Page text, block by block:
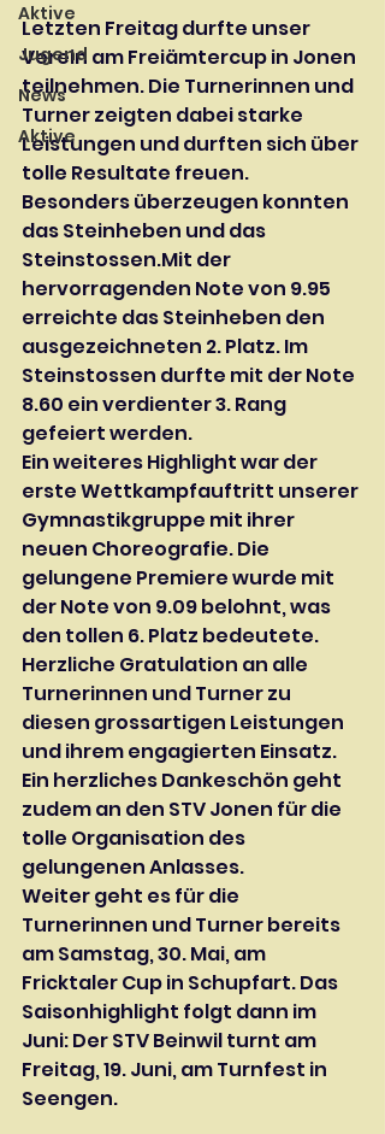
Aktive
Jugend
News
Aktive
Letzten Freitag durfte unser
Verein am Freiämtercup in Jonen
teilnehmen. Die Turnerinnen und
Turner zeigten dabei starke
Leistungen und durften sich über
tolle Resultate freuen.
Besonders überzeugen konnten
das Steinheben und das
Steinstossen.Mit der
hervorragenden Note von 9.95
erreichte das Steinheben den
ausgezeichneten 2. Platz. Im
Steinstossen durfte mit der Note
8.60 ein verdienter 3. Rang
gefeiert werden.
Ein weiteres Highlight war der
erste Wettkampfauftritt unserer
Gymnastikgruppe mit ihrer
neuen Choreografie. Die
gelungene Premiere wurde mit
der Note von 9.09 belohnt, was
den tollen 6. Platz bedeutete.
Herzliche Gratulation an alle
Turnerinnen und Turner zu
diesen grossartigen Leistungen
und ihrem engagierten Einsatz.
Ein herzliches Dankeschön geht
zudem an den STV Jonen für die
tolle Organisation des
gelungenen Anlasses.
Weiter geht es für die
Turnerinnen und Turner bereits
am Samstag, 30. Mai, am
Fricktaler Cup in Schupfart. Das
Saisonhighlight folgt dann im
Juni: Der STV Beinwil turnt am
Freitag, 19. Juni, am Turnfest in
Seengen.